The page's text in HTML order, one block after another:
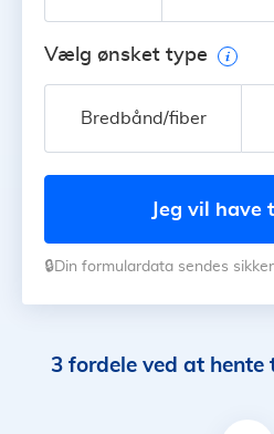
Vælg ønsket type
Bredbånd/fiber
jeg vil have
🔒Din formulardata sendes
3 fordele ved at hente